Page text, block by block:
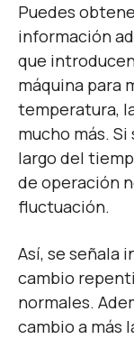
Puedes
información
que
máquina para
temperatura,
mucho más.
largo del
de operación
fluctuación.
Así, se señala
cambio
normales.
cambio a más